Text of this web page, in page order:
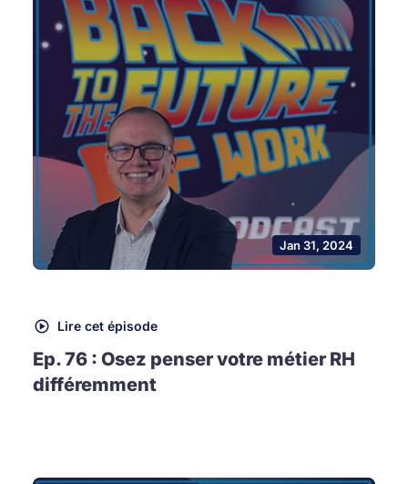
Jan 31, 2024
Lire cet épisode
Ep. 76 : Osez penser votre métier RH
différemment